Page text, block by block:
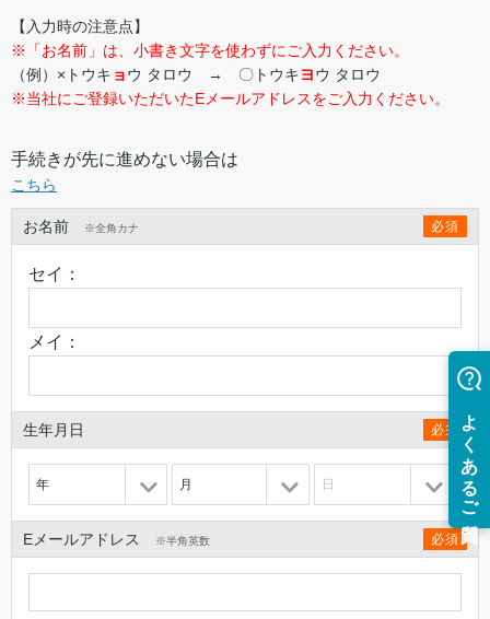
【入力時の注意点】
※「お名前」は、小書き文字を使わずにご入力ください。
（例）×トウキ ョウ タロウ → 〇トウキヨウ タロウ
※当社にご登録いただいたEメールアドレスをご入力ください。
手続きが先に進めない場合は
こちら
お名前 ※全角カナ 必須
セイ：
メイ：
生年月日 必須
年 月 日
Eメールアドレス ※半角英数 必須